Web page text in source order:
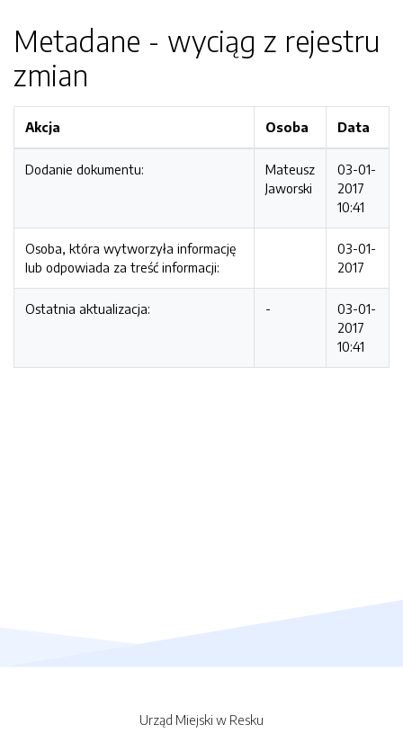
Metadane - wyciąg z rejestru
zmian
Akcja Osoba Data
Dodanie dokumentu:
Mateusz
Jaworski
03-01-
2017
10:41
Osoba, która wytworzyła informację
lub odpowiada za treść informacji:
03-01-
2017
Ostatnia aktualizacja: -
03-01-
2017
10:41
Urząd Miejski w Resku